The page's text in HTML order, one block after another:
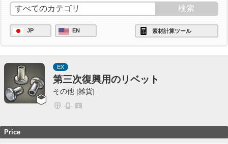
JP EN 素材計算ツール
EX
第三次復興用のリベット
その他 [雑貨]
Price